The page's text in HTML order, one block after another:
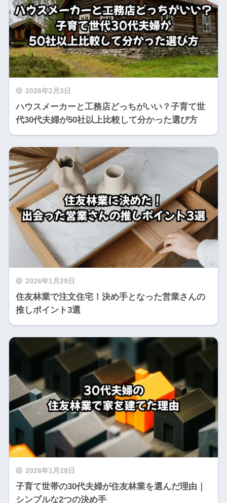
2026年2月3日
ハウスメーカーと工務店どっちがいい？子育て世
代30代夫婦が50社以上比較して分かった選び方
2026年1月29日
住友林業で注文住宅！決め手となった営業さんの
推しポイント3選
2026年1月28日
子育て世帯の30代夫婦が住友林業を選んだ理由｜
シンプルな2つの決め手